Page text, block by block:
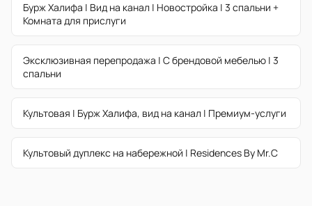
Бурж Халифа | Вид на канал | Новостройка | 3 спальни +
Комната для прислуги
Эксклюзивная перепродажа | С брендовой мебелью | 3
спальни
Культовая | Бурж Халифа, вид на канал | Премиум-услуги
Культовый дуплекс на набережной | Residences By Mr.C